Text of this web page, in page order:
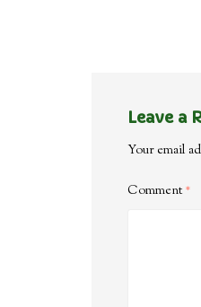
Leave a
Your email
Comment*